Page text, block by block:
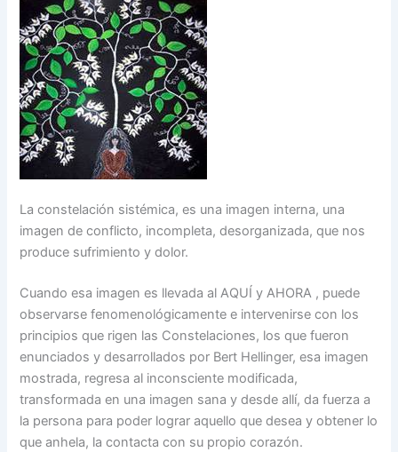
La constelación sistémica, es una imagen interna, una
imagen de conflicto, incompleta, desorganizada, que nos
produce sufrimiento y dolor.
Cuando esa imagen es llevada al AQUÍ y AHORA , puede
observarse fenomenológicamente e intervenirse con los
principios que rigen las Constelaciones, los que fueron
enunciados y desarrollados por Bert Hellinger, esa imagen
mostrada, regresa al inconsciente modificada,
transformada en una imagen sana y desde allí, da fuerza a
la persona para poder lograr aquello que desea y obtener lo
que anhela, la contacta con su propio corazón.